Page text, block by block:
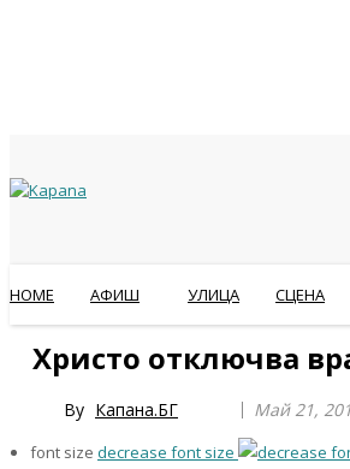
HOME АФИШ УЛИЦА СЦЕНА
Христо отключва
By Капана.БГ Май 21,
font size decrease font size
Year
Month
Year
Month